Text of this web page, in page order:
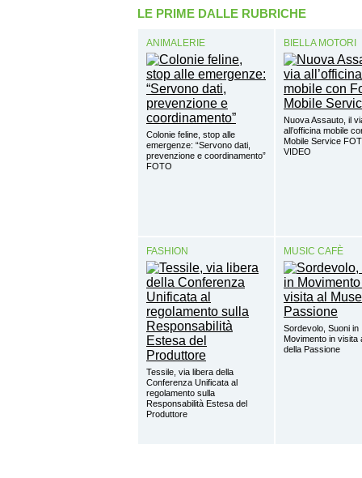
LE PRIME DALLE RUBRICHE
ANIMALERIE
Colonie feline, stop alle
emergenze: “Servono dati,
prevenzione e coordinamento”
FOTO
BIELLA MOTORI
Nuova Assauto, il
all’officina mobile
Mobile Service
VIDEO
FASHION
Tessile, via libera della
Conferenza Unificata al
regolamento sulla
Responsabilità Estesa del
Produttore
MUSIC CAFÈ
Sordevolo, Suoni in
Movimento in visita
della Passione